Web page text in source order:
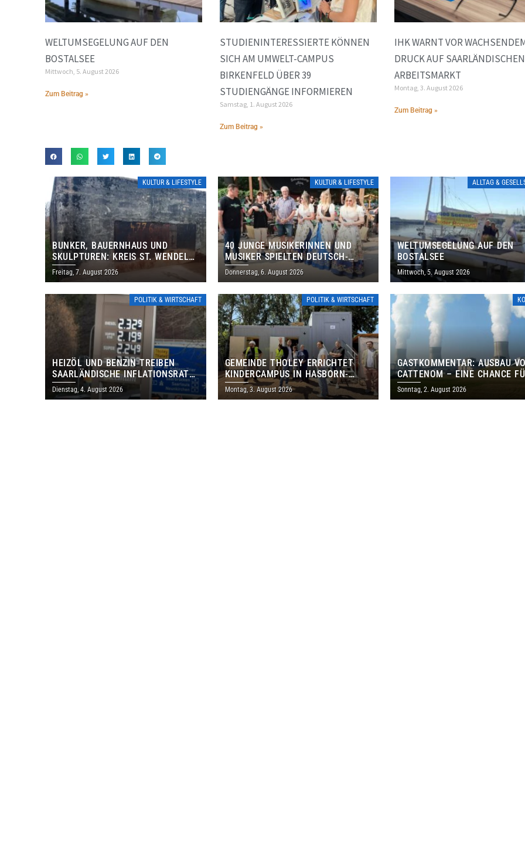
WELTUMSEGELUNG AUF DEN
BOSTALSEE
Mittwoch, 5. August 2026
Zum Beitrag »
STUDIENINTERESSIERTE KÖNNEN
SICH AM UMWELT-CAMPUS
BIRKENFELD ÜBER 39
STUDIENGÄNGE INFORMIEREN
Samstag, 1. August 2026
Zum Beitrag »
IHK WARNT VOR
DRUCK AUF SAARLÄNDISCHEN
ARBEITSMARKT
Montag, 3. August 2026
Zum Beitrag »
KULTUR & LIFESTYLE
BUNKER, BAUERNHAUS UND
SKULPTUREN: KREIS ST. WENDEL
LÄDT ZUM TAG DES OFFENEN
DENKMALS EIN
Freitag, 7. August 2026
KULTUR & LIFESTYLE
40 JUNGE MUSIKERINNEN UND
MUSIKER SPIELTEN DEUTSCH-
BRASILIANISCHES PROGRAMM IN
THOLEY
Donnerstag, 6. August 2026
ALLTAG &
WELTUMSEGELUNG AUF DEN
BOSTALSEE
Mittwoch, 5. August 2026
POLITIK & WIRTSCHAFT
HEIZÖL UND BENZIN TREIBEN
SAARLÄNDISCHE INFLATIONSRATE
IM JULI AUF 3,2 PROZENT
Dienstag, 4. August 2026
POLITIK & WIRTSCHAFT
GEMEINDE THOLEY ERRICHTET
KINDERCAMPUS IN HASBORN-
DAUTWEILER FÜR RUND 8,5 BIS 9
MILLIONEN EURO
Montag, 3. August 2026
GASTKOMMENTAR: AUSBAU
CATTENOM – EINE CHANCE
LOTHRINGEN UND DAS
Sonntag, 2. August 2026